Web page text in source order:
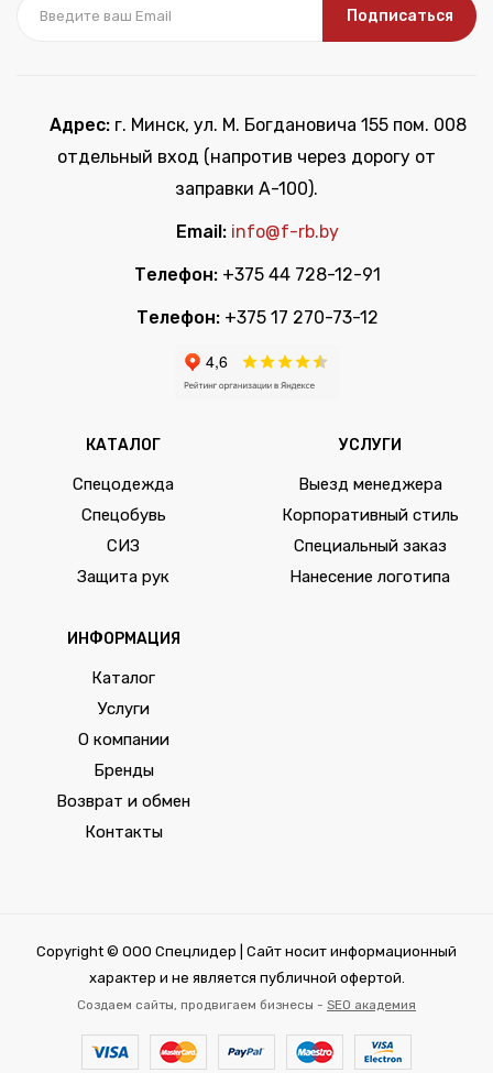
Подписаться
Адрес:г. Минск, ул. М. Богдановича 155 пом. 008
отдельный вход (напротив через дорогу от
заправки А-100).
Email: info@f-rb.by
Телефон: +375 44 728-12-91
Телефон: +375 17 270-73-12
КАТАЛОГ
Спецодежда
Спецобувь
СИЗ
Защита рук
УСЛУГИ
Выезд менеджера
Корпоративный стиль
Специальный заказ
Нанесение логотипа
ИНФОРМАЦИЯ
Каталог
Услуги
О компании
Бренды
Возврат и обмен
Контакты
Copyright © ООО Спецлидер | Сайт носит информационный
характер и не является публичной офертой.
Создаем сайты, продвигаем бизнесы - SEO академия